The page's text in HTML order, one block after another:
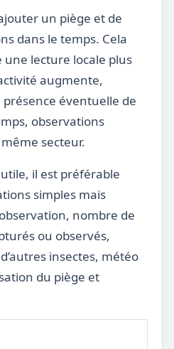
un piège et de
dans le temps. Cela
lecture locale plus
augmente,
éventuelle de
observations
secteur.
il est préférable
simples mais
nombre de
ou observés,
insectes, météo
du piège et